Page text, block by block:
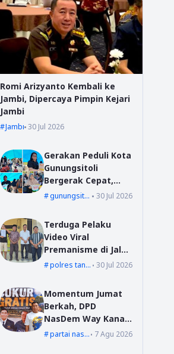
Romi Arizyanto Kembali ke
Jambi, Dipercaya Pimpin Kejari
Jambi
Jambi 30 Jul 2026
Gerakan Peduli Kota
Gunungsitoli
Bergerak Cepat,
Bang YD Salurkan
di Desa Mudk
gunungsitoli 30 Jul 2026
Terduga Pelaku
Video Viral
Premanisme di Jalur
Suoh Datangi Polsek
Wajib Lapor
polres tanggamus30 Jul 2026
Momentum Jumat
Berkah, DPD
NasDem Way Kanan
Sediakan Layanan
partai nasdem7 Agu 2026